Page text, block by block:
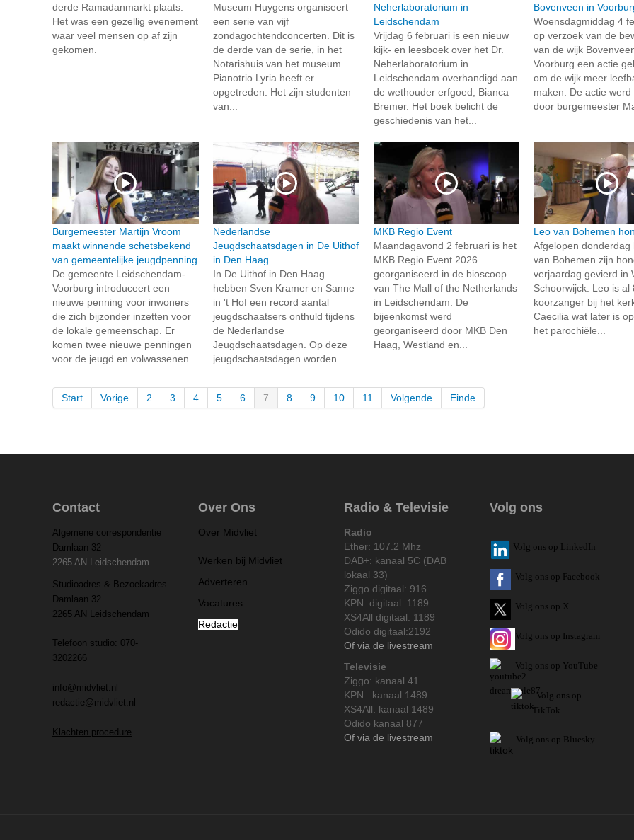
derde Ramadanmarkt plaats.
Het was een gezellig evenement
waar veel mensen op af zijn
gekomen.
Museum Huygens organiseert
een serie van vijf
zondagochtendconcerten. Dit is
de derde van de serie, in het
Notarishuis van het museum.
Pianotrio Lyria heeft er
opgetreden. Het zijn studenten
van...
Neherlaboratorium in
Leidschendam
Vrijdag 6 februari is een nieuw
kijk- en leesboek over het Dr.
Neherlaboratorium in
Leidschendam overhandigd aan
de wethouder erfgoed, Bianca
Bremer. Het boek belicht de
geschiedenis van het...
Bovenveen in
Woensdagmiddag 4
op verzoek van de
van de wijk
Voorburg een actie
om de wijk meer
maken. De actie werd
door burgemeester
Burgemeester Martijn Vroom
maakt winnende schetsbekend
van gemeentelijke jeugdpenning
De gemeente Leidschendam-
Voorburg introduceert een
nieuwe penning voor inwoners
die zich bijzonder inzetten voor
de lokale gemeenschap. Er
komen twee nieuwe penningen
voor de jeugd en volwassenen...
Nederlandse
Jeugdschaatsdagen in De Uithof
in Den Haag
In De Uithof in Den Haag
hebben Sven Kramer en Sanne
in 't Hof een record aantal
jeugdschaatsers onthuld tijdens
de Nederlandse
Jeugdschaatsdagen. Op deze
jeugdschaatsdagen worden...
MKB Regio Event
Maandagavond 2 februari is het
MKB Regio Event 2026
georganiseerd in de bioscoop
van The Mall of the Netherlands
in Leidschendam. De
bijeenkomst werd
georganiseerd door MKB Den
Haag, Westland en...
Leo van Bohemen
Afgelopen donderdag
van Bohemen zijn
verjaardag gevierd in
Schoorwijck. Leo is al
koorzanger bij het
Caecilia wat later is
het parochiële...
Start Vorige 2 3 4 5 6 7 8 9 10 11 Volgende Einde
Contact
Algemene correspondentie
Damlaan 32
2265 AN Leidschendam
Studioadres & Bezoekadres
Damlaan 32
2265 AN Leidschendam
Telefoon studio: 070-
3202266
info@midvliet.nl
redactie@midvliet.nl
Klachten procedure
Over Ons
Over Midvliet
Werken bij Midvliet
Adverteren
Vacatures
Redactie
Radio & Televisie
Radio
Ether: 107.2 Mhz
DAB+: kanaal 5C (DAB
lokaal 33)
Ziggo digitaal: 916
KPN digitaal: 1189
XS4All digitaal: 1189
Odido digitaal:2192
Of via de livestream
Televisie
Ziggo: kanaal 41
KPN: kanaal 1489
XS4All: kanaal 1489
Odido kanaal 877
Of via de livestream
Volg ons
Volg ons op L inkedIn
Volg ons op Facebook
Volg ons op X
Volg ons op Instagram
Volg ons op YouTube
Volg ons op
TikTok
Volg ons op Bluesky